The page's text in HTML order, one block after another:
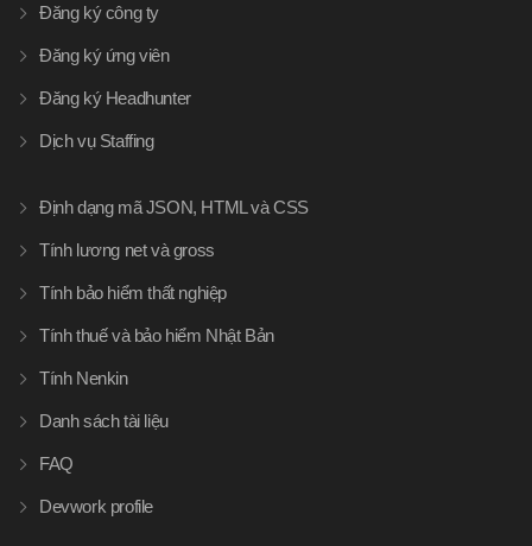
Đăng ký công ty
Đăng ký ứng viên
Đăng ký Headhunter
Dịch vụ Staffing
Định dạng mã JSON, HTML và CSS
Tính lương net và gross
Tính bảo hiểm thất nghiệp
Tính thuế và bảo hiểm Nhật Bản
Tính Nenkin
Danh sách tài liệu
FAQ
Devwork profile